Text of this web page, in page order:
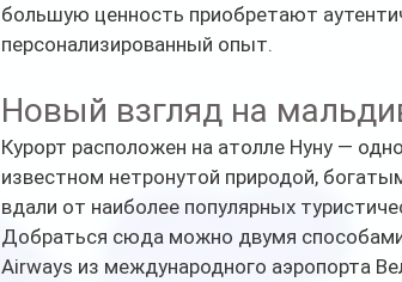
большую ценность приобретают
персонализированный опыт.
Новый взгляд на
Курорт расположен на атолле Нуну —
известном нетронутой природой,
вдали от наиболее популярных
Добраться сюда можно двумя
Airways из международного аэропорта